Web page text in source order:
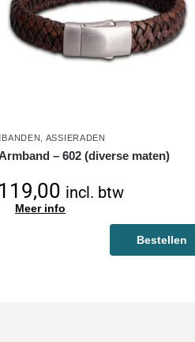
ASSIERADEN
– 602 (diverse maten)
119,00 incl. btw
Meer info
Bestellen